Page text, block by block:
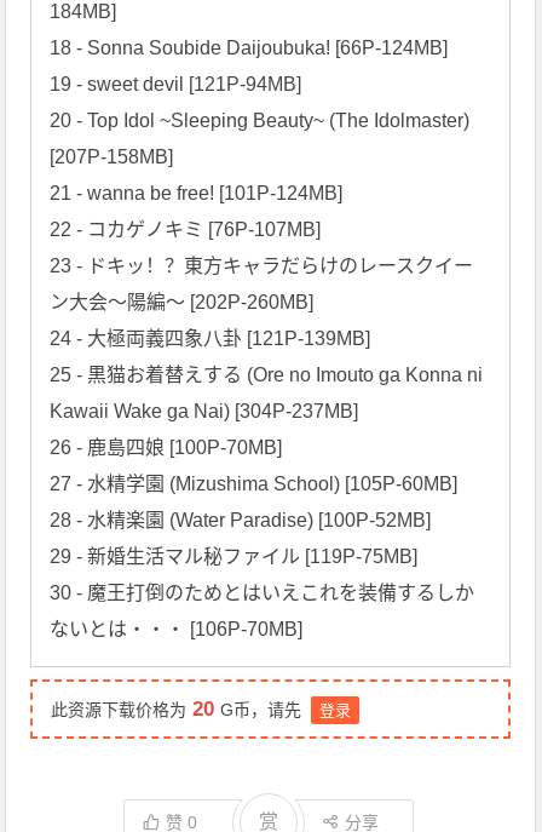
184MB]
18 - Sonna Soubide Daijoubuka! [66P-124MB]
19 - sweet devil [121P-94MB]
20 - Top Idol ~Sleeping Beauty~ (The Idolmaster)
[207P-158MB]
21 - wanna be free! [101P-124MB]
22 - コカゲノキミ [76P-107MB]
23 - ドキッ！？東方キャラだらけのレースクイー
ン大会～陽編～ [202P-260MB]
24 - 大極両義四象八卦 [121P-139MB]
25 - 黒猫お着替えする (Ore no Imouto ga Konna ni
Kawaii Wake ga Nai) [304P-237MB]
26 - 鹿島四娘 [100P-70MB]
27 - 水精学園 (Mizushima School) [105P-60MB]
28 - 水精楽園 (Water Paradise) [100P-52MB]
29 - 新婚生活マル秘ファイル [119P-75MB]
30 - 魔王打倒のためとはいえこれを装備するしか
ないとは・・・ [106P-70MB]
此资源下载价格为 20 G币，请先 登录
赞0 赏 分享